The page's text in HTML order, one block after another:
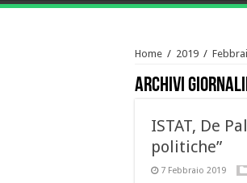
Home / 2019 /
Archivi
ISTAT, De
politiche”
7 Febbraio 2019